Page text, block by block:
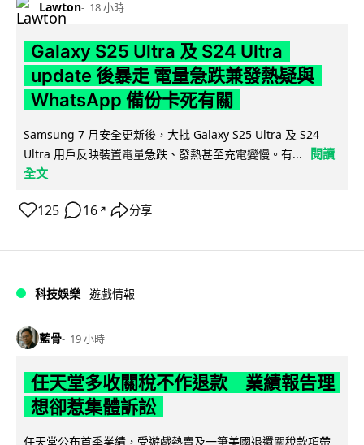
Lawton 18 小時
Galaxy S25 Ultra 及 S24 Ultra
update 後暴走 電量急跌兼發熱疑與
WhatsApp 備份卡死有關
Samsung 7 月安全更新後，大批 Galaxy S25 Ultra 及 S24
Ultra 用戶反映裝置電量急跌、發熱甚至充電變慢。有...
閱讀
全文
125 16 ↗ 分享
科技娛樂 遊戲情報
藍骨 19 小時
任天堂多收關稅不作退款 業績報告理
想卻惹集體訴訟
任天堂公布首季業績，受遊戲熱賣及一筆美國退還關稅款項帶